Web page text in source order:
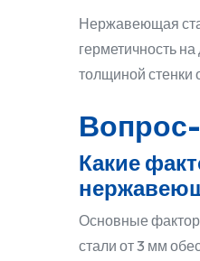
Нержавеющая
герметичность
толщиной стенки
Какие
Основные
стали от 3 мм